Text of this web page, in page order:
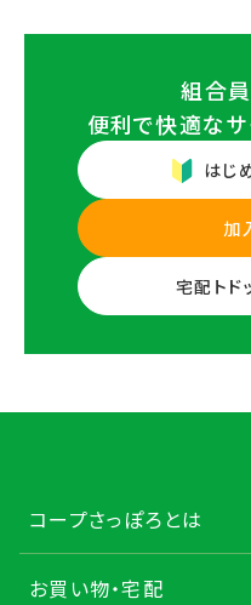
組合
便利で快適な
はじ
加
宅配トド
コープさっぽろとは
お買い物・宅配